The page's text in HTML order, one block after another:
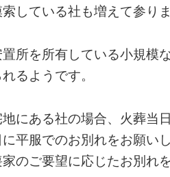
している社も増えて参りま
所を所有している小規模
るようです。
にある社の場合、火葬当
平服でのお別れをお願い
のご要望に応じたお別れ